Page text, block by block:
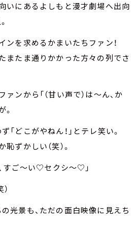
いにあるよしもと漫才劇場へ出向
ンを求めるかまいたちファン！
またま通りかかった方々の列でさ
ンから「（甘い声で）は～ん、か
。
どこがやねん！」とテレ笑い。
ずかしい（笑）。
、すご～い♡セクシ～♡」
光景も、ただの面白映像に見えち